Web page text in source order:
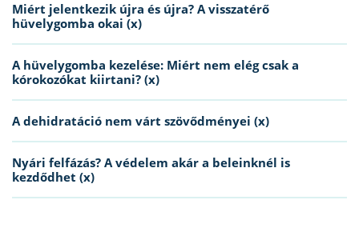
Miért jelentkezik újra és újra? A visszatérő
hüvelygomba okai (x)
A hüvelygomba kezelése: Miért nem elég csak a
kórokozókat kiirtani? (x)
A dehidratáció nem várt szövődményei (x)
Nyári felfázás? A védelem akár a beleinknél is
kezdődhet (x)